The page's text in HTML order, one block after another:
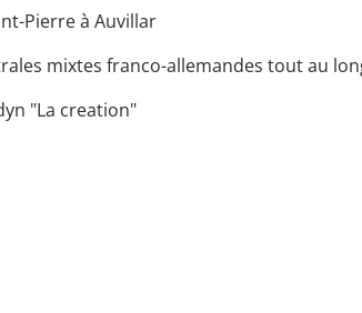
Pierre à Auvillar
mixtes franco-allemandes tout au
"La creation"